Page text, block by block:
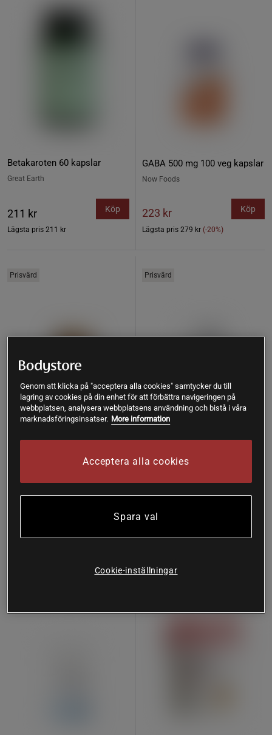
Betakaroten 60 kapslar
Great Earth
211 kr
Lägsta pris 211 kr
Köp
GABA 500 mg 100 veg kapslar
Now Foods
223 kr
Lägsta pris 279 kr (-20%)
Köp
Prisvärd
Matsmältningsenzymer 50
5 recensioner
Lägsta pris 101 kr
Köp
Prisvärd
kapslar
1 recensioner
215 kr
Lägsta pris 215 kr
Genom att klicka på "acceptera alla cookies" samtycker du till
lagring av cookies på din enhet för att förbättra navigeringen på
webbplatsen, analysera webbplatsens användning och bistå i våra
marknadsföringsinsatser. More information
Acceptera alla cookies
Spara val
Cookie-inställningar